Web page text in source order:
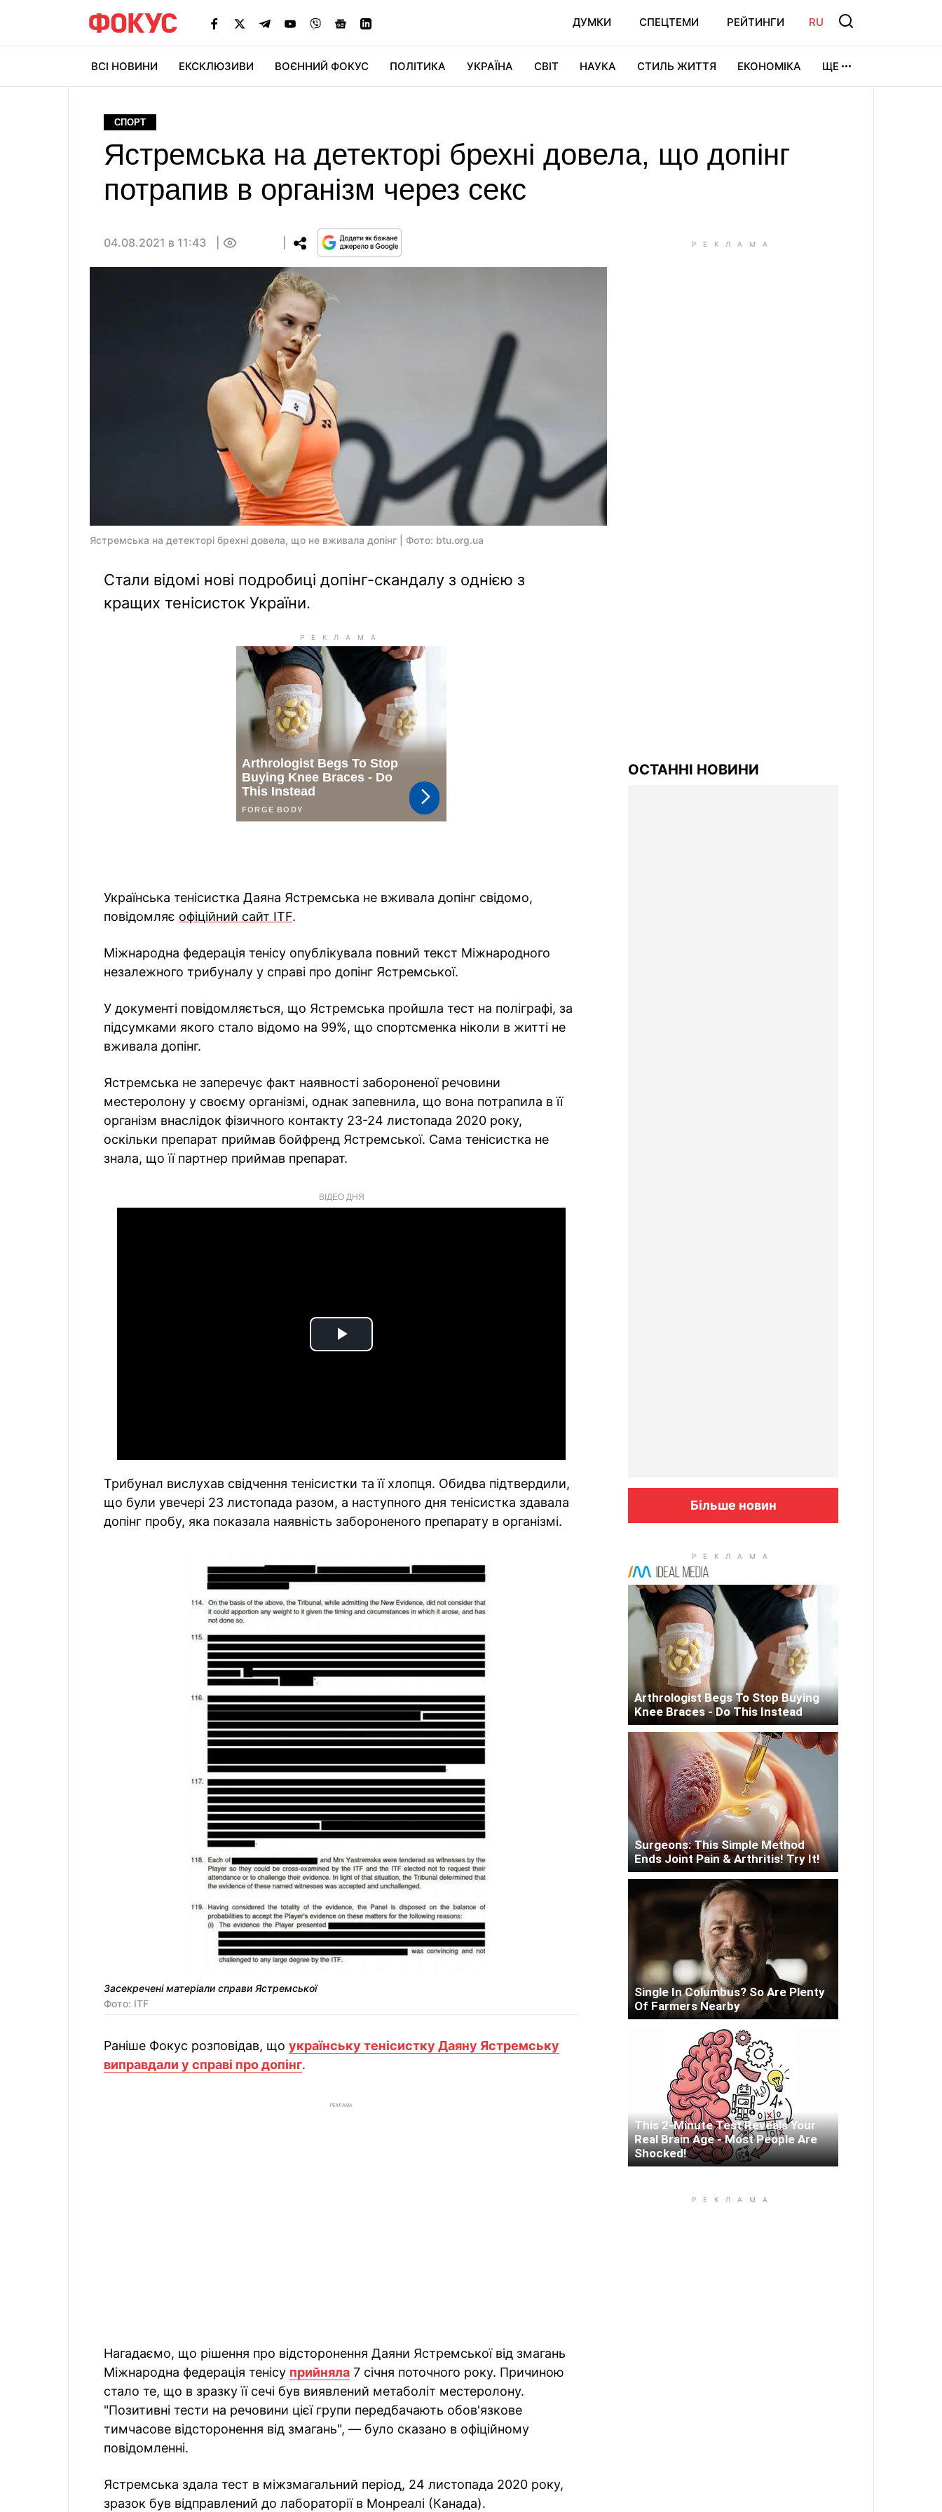
ДУМКИ СПЕЦТЕМИ РЕЙТИНГИ RU
ВСІ НОВИНИ ЕКСКЛЮЗИВИ ВОЄННИЙ ФОКУС ПОЛІТИКА УКРАЇНА СВІТ НАУКА СТИЛЬ ЖИТТЯ ЕКОНОМІКА ЩЕ
СПОРТ
Ястремська на детекторі брехні довела, що допінг
потрапив в організм через секс
04.08.2021 в 11:43
Ястремська на детекторі брехні довела, що не вживала допінг | Фото: btu.org.ua
Стали відомі нові подробиці допінг-скандалу з однією з
кращих тенісисток України.
Українська тенісистка Даяна Ястремська не вживала допінг свідомо,
повідомляє офіційний сайт ITF.
Міжнародна федерація тенісу опублікувала повний текст Міжнародного
незалежного трибуналу у справі про допінг Ястремської.
У документі повідомляється, що Ястремська пройшла тест на поліграфі, за
підсумками якого стало відомо на 99%, що спортсменка ніколи в житті не
вживала допінг.
Ястремська не заперечує факт наявності забороненої речовини
местеролону у своєму організмі, однак запевнила, що вона потрапила в її
організм внаслідок фізичного контакту 23-24 листопада 2020 року,
оскільки препарат приймав бойфренд Ястремської. Сама тенісистка не
знала, що її партнер приймав препарат.
ВІДЕО ДНЯ
Play
Трибунал вислухав свідчення тенісистки та її хлопця. Обидва підтвердили,
що були увечері 23 листопада разом, а наступного дня тенісистка здавала
допінг пробу, яка показала наявність забороненого препарату в організмі.
Засекречені матеріали справи Ястремської
Фото: ITF
Раніше Фокус розповідав, що українську тенісистку Даяну Ястремську
виправдали у справі про допінг.
РЕКЛАМА
Нагадаємо, що рішення про відсторонення Даяни Ястремської від змагань
Міжнародна федерація тенісу прийняла 7 січня поточного року. Причиною
стало те, що в зразку її сечі був виявлений метаболіт местеролону.
"Позитивні тести на речовини цієї групи передбачають обов'язкове
тимчасове відсторонення від змагань", — було сказано в офіційному
повідомленні.
Ястремська здала тест в міжзмагальний період, 24 листопада 2020 року,
зразок був відправлений до лабораторії в Монреалі (Канада).
ОСТАННІ НОВИНИ
Більше новин
Arthrologist Begs To Stop Buying
Knee Braces - Do This Instead
Surgeons: This Simple Method
Ends Joint Pain & Arthritis! Try It!
Single In Columbus? So Are Plenty
Of Farmers Nearby
This 2-Minute Test Reveals Your
Real Brain Age - Most People Are
Shocked!